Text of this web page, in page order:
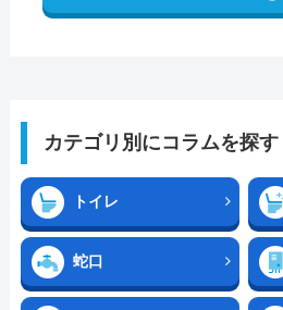
カテゴリ別にコラムを探す
トイレ
蛇口